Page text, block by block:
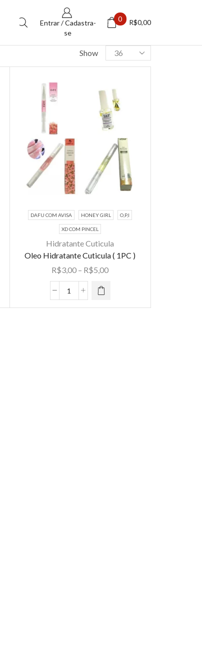
Entrar / Cadastra-
se
0 R$0,00
Show
Products
per
DAFU COM AVISA HONEY GIRL O,P,I
XD COM PINCEL
Hidratante Cuticula
Oleo Hidratante Cuticula ( 1PC )
R$3,00 – R$5,00Faixa
R$3,00
Oleo
Hidratante
Este
produto
tem várias
variantes.
As opções
podem ser
escolhidas